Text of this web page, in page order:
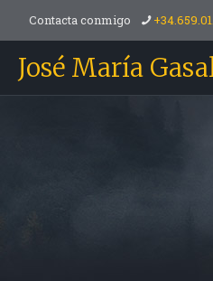
Contacta conmigo
José María